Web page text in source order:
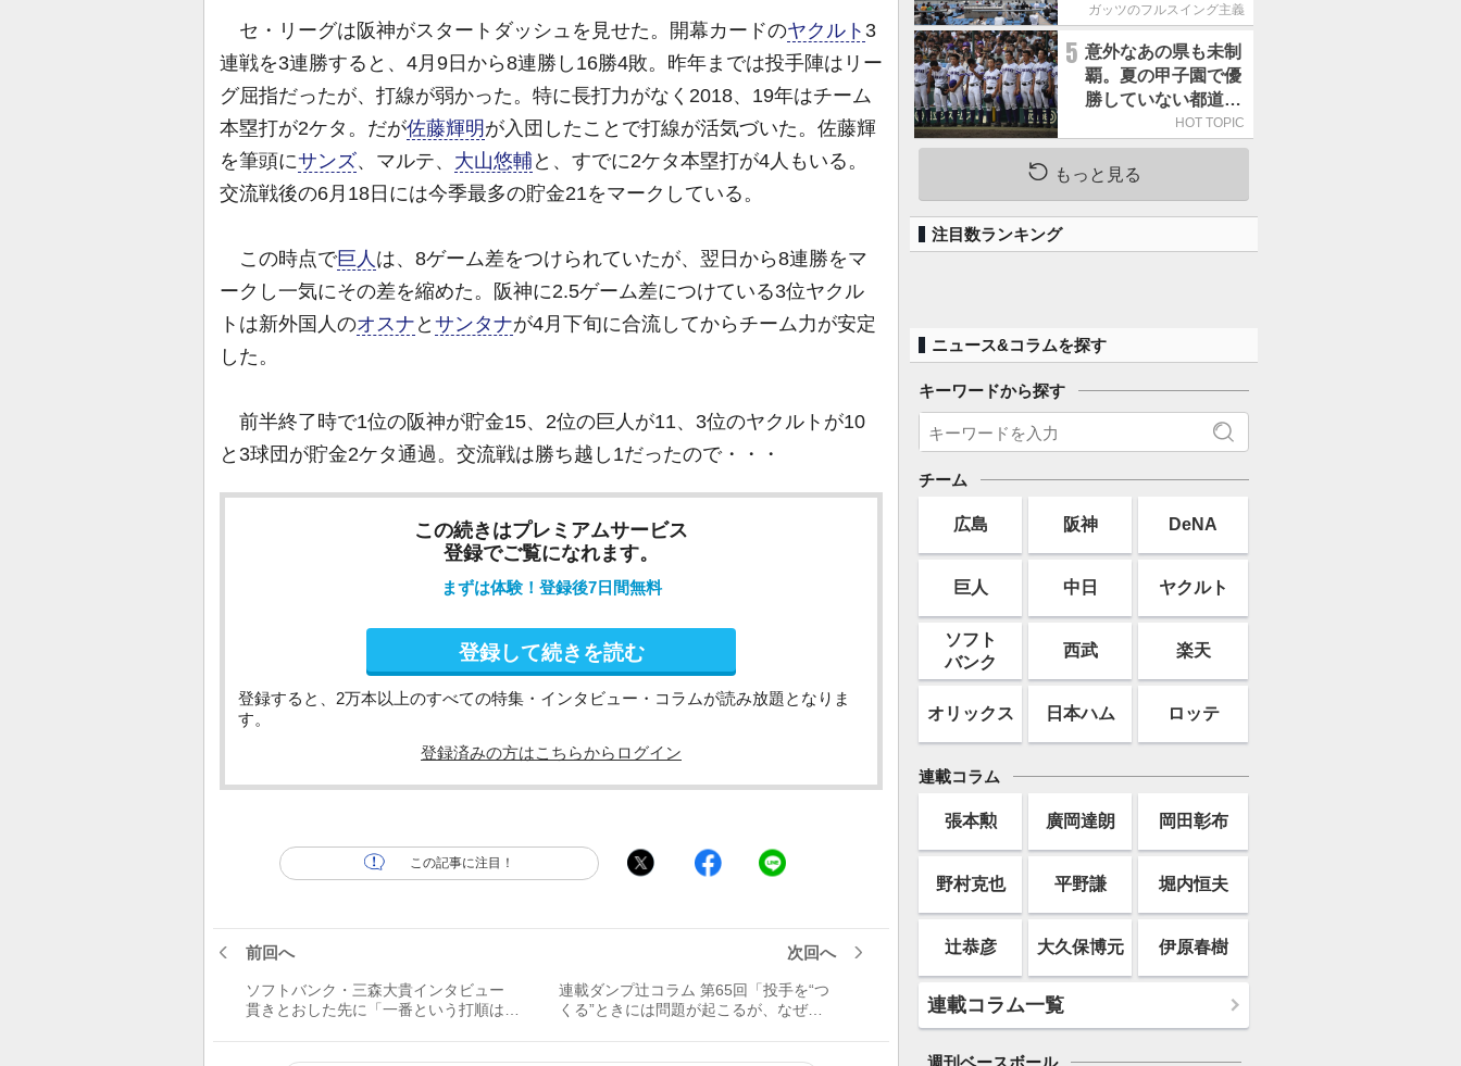
セ・リーグは阪神がスタートダッシュを見せた。開幕カードのヤクルト 3
連戦を3連勝すると、4月9日から8連勝し16勝4敗。昨年までは投手陣はリー
グ屈指だったが、打線が弱かった。特に長打力がなく2018、19年はチーム
本塁打が2ケタ。だが佐藤輝明 が入団したことで打線が活気づいた。佐藤輝
を筆頭にサンズ、マルテ、 大山悠輔 と、すでに2ケタ本塁打が4人もいる。
交流戦後の6月18日には今季最多の貯金21をマークしている。
この時点で巨人 は、8ゲーム差をつけられていたが、翌日から8連勝をマ
ークし一気にその差を縮めた。阪神に2.5ゲーム差につけている3位ヤクル
トは新外国人のオスナ と サンタナが4月下旬に合流してからチーム力が安定
した。
前半終了時で1位の阪神が貯金15、2位の巨人が11、3位のヤクルトが10
と3球団が貯金2ケタ通過。交流戦は勝ち越し1だったので・・・
この続きはプレミアムサービス
登録でご覧になれます。
まずは体験！登録後7日間無料
登録して続きを読む
登録すると、2万本以上のすべての特集・インタビュー・コラムが読み放題となりま
す。
登録済みの方はこちらからログイン
この記事に注目！
前回へ
ソフトバンク・三森大貴インタビュー
貫きとおした先に「一番という打順は結
次回へ
連載ダンプ辻コラム 第65回「投手を“つ
くる”ときには問題が起こるが、なぜか
の続き。昔から野球
す」
ガッツのフルスイング主義
5 意外なあの県も未制
覇。夏の甲子園で優
勝していない都道府
HOT TOPIC
もっと見る
注目数ランキング
ニュース&コラムを探す
キーワードから探す
チーム
広島 阪神 DeNA
巨人 中日 ヤクルト
ソフト
バンク
西武 楽天
オリックス 日本ハム ロッテ
連載コラム
張本勲 廣岡達朗 岡田彰布
野村克也 平野謙 堀内恒夫
辻恭彦 大久保博元 伊原春樹
連載コラム一覧
週刊ベースボール